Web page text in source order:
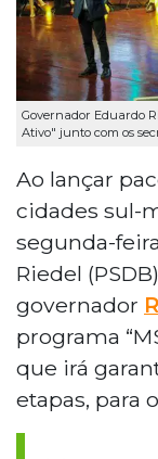
Governador Eduardo
Ativo" junto com os
Ao lançar
cidades sul-
segunda-
Riedel
governador
programa
que irá
etapas, para